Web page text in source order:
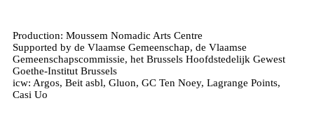
Production: Moussem Nomadic Arts Centre
Supported by de Vlaamse Gemeenschap, de Vlaamse
Gemeenschapscommissie, het Brussels Hoofdstedelijk Gewest
Goethe-Institut Brussels
icw: Argos, Beit asbl, Gluon, GC Ten Noey, Lagrange Points,
Casi Uo